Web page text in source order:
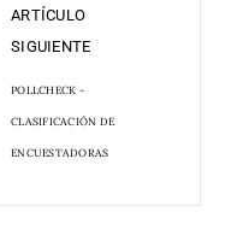
ARTÍCULO
SIGUIENTE
POLLCHECK -
CLASIFICACIÓN DE
ENCUESTADORAS